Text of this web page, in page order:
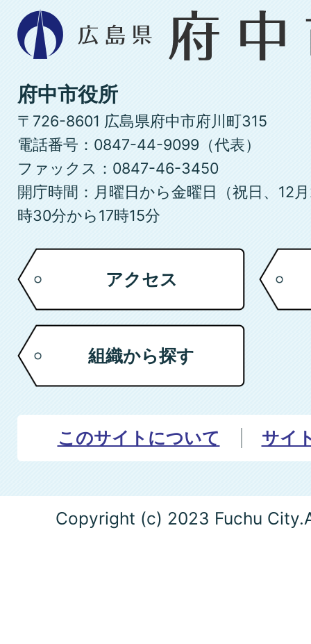
広
島
県
府
中
市
府中市役所
〒726-8601 広島県府中市府川町315
電話番号：0847-44-9099（代表）
ファックス：0847-46-3450
開庁時間：月曜日から金曜日（祝日、12
時30分から17時15分
アクセス
組織から探す
このサイトについて サイ
Copyright (c) 2023 Fuchu